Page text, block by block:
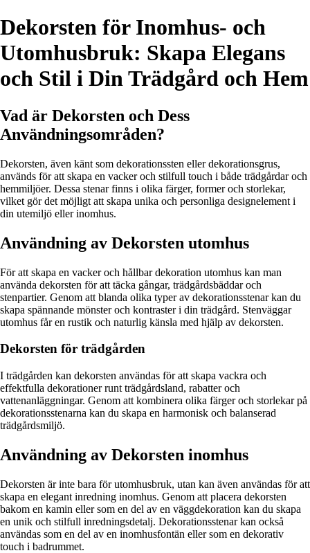
Dekorsten för Inomhus- och
Utomhusbruk: Skapa Elegans
och Stil i Din Trädgård och Hem
Vad är Dekorsten och Dess
Användningsområden?
Dekorsten, även känt som dekorationssten eller dekorationsgrus,
används för att skapa en vacker och stilfull touch i både trädgårdar och
hemmiljöer. Dessa stenar finns i olika färger, former och storlekar,
vilket gör det möjligt att skapa unika och personliga designelement i
din utemiljö eller inomhus.
Användning av Dekorsten utomhus
För att skapa en vacker och hållbar dekoration utomhus kan man
använda dekorsten för att täcka gångar, trädgårdsbäddar och
stenpartier. Genom att blanda olika typer av dekorationsstenar kan du
skapa spännande mönster och kontraster i din trädgård. Stenväggar
utomhus får en rustik och naturlig känsla med hjälp av dekorsten.
Dekorsten för trädgården
I trädgården kan dekorsten användas för att skapa vackra och
effektfulla dekorationer runt trädgårdsland, rabatter och
vattenanläggningar. Genom att kombinera olika färger och storlekar på
dekorationsstenarna kan du skapa en harmonisk och balanserad
trädgårdsmiljö.
Användning av Dekorsten inomhus
Dekorsten är inte bara för utomhusbruk, utan kan även användas för att
skapa en elegant inredning inomhus. Genom att placera dekorsten
bakom en kamin eller som en del av en väggdekoration kan du skapa
en unik och stilfull inredningsdetalj. Dekorationsstenar kan också
användas som en del av en inomhusfontän eller som en dekorativ
touch i badrummet.